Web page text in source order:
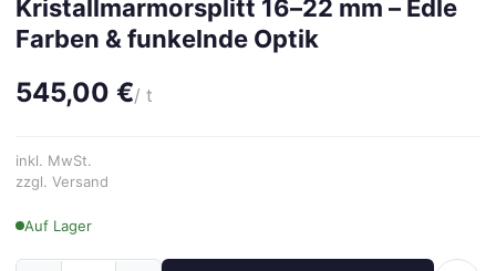
Kristallmarmorsplitt 16–22 mm – Edle
Farben & funkelnde Optik
545,00 €/ t
inkl. MwSt.
zzgl. Versand
Auf Lager